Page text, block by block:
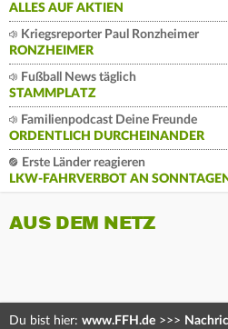
ALLES AUF AKTIEN
Kriegsreporter Paul Ronzheimer
RONZHEIMER
Fußball News täglich
STAMMPLATZ
Familienpodcast Deine Freunde
ORDENTLICH DURCHEINANDER
Erste Länder reagieren
LKW-FAHRVERBOT AN SONNTAGEN
AUS DEM NETZ
Du bist hier: www.FFH.de >>>